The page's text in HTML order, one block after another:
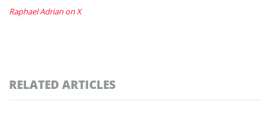
Raphael Adrian on X
RELATED ARTICLES